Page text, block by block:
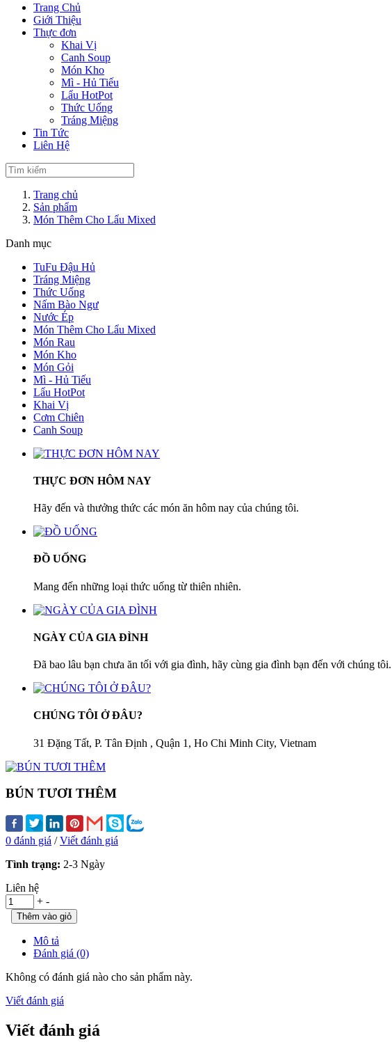
Trang Chủ
Giới Thiệu
Thực đơn
Khai Vị
Canh Soup
Món Kho
Mì - Hủ Tiếu
Lẩu HotPot
Thức Uống
Tráng Miệng
Tin Tức
Liên Hệ
Trang chủ
Sản phẩm
Món Thêm Cho Lẩu Mixed
Danh mục
TuFu Đậu Hủ
Tráng Miệng
Thức Uống
Nấm Bào Ngư
Nước Ép
Món Thêm Cho Lẩu Mixed
Món Rau
Món Kho
Món Gỏi
Mì - Hủ Tiếu
Lẩu HotPot
Khai Vị
Cơm Chiên
Canh Soup
THỰC ĐƠN HÔM NAY
Hãy đến và thưởng thức các món ăn hôm nay của chúng tôi.
ĐỒ UỐNG
Mang đến những loại thức uống từ thiên nhiên.
NGÀY CỦA GIA ĐÌNH
Đã bao lâu bạn chưa ăn tối với gia đình, hãy cùng gia đình bạn đến với chúng tôi.
CHÚNG TÔI Ở ĐÂU?
31 Đặng Tất, P. Tân Định , Quận 1, Ho Chi Minh City, Vietnam
BÚN TƯƠI THÊM
0 đánh giá /Viết đánh giá
Tình trạng: 2-3 Ngày
Liên hệ
+ -
Mô tả
Đánh giá (0)
Không có đánh giá nào cho sản phẩm này.
Viết đánh giá
Viết đánh giá